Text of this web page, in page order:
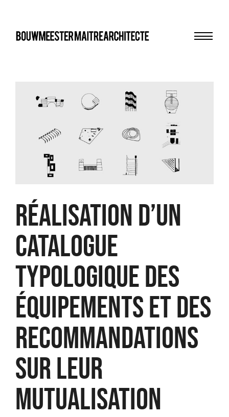
Réalisation d’un
catalogue
typologique des
équipements et des
recommandations
sur leur
mutualisation